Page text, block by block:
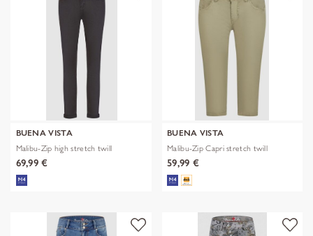
BUENA VISTA
Malibu-Zip high stretch twill
69,99 €
BUENA VISTA
Malibu-Zip Capri stretch twill
59,99 €